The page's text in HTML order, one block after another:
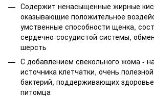
Содержит ненасыщенные жирные
оказывающие положительное
умственные способности щенка,
сердечно-сосудистой системы,
шерсть
С добавлением свекольного жома -
источника клетчатки, очень
бактерий, поддерживающих
питомца